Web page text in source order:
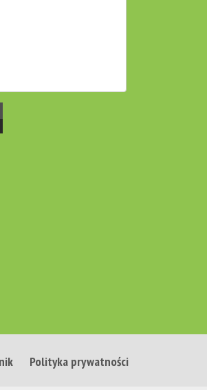
Polityka prywatności